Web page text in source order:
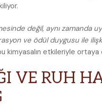
değil, aynı zamanda
ve ödül duygusu ile
etkileriyle ortaya
VE RUH